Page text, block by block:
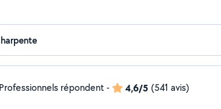
répondent- 4,6/5 (541 avis)